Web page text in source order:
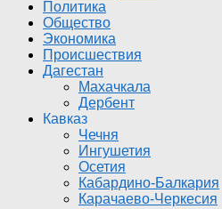
Политика
Общество
Экономика
Происшествия
Дагестан
Махачкала
Дербент
Кавказ
Чечня
Ингушетия
Осетия
Кабардино-Балкария
Карачаево-Черкесия